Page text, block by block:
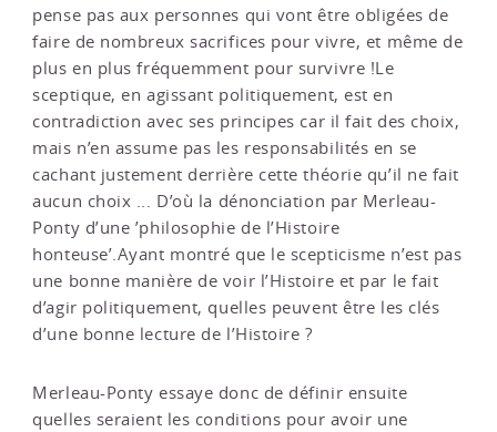
pense pas aux personnes qui vont être obligées de
faire de nombreux sacrifices pour vivre, et même de
plus en plus fréquemment pour survivre !Le
sceptique, en agissant politiquement, est en
contradiction avec ses principes car il fait des choix,
mais n’en assume pas les responsabilités en se
cachant justement derrière cette théorie qu’il ne fait
aucun choix ... D’où la dénonciation par Merleau-
Ponty d’une ’philosophie de l’Histoire
honteuse’.Ayant montré que le scepticisme n’est pas
une bonne manière de voir l’Histoire et par le fait
d’agir politiquement, quelles peuvent être les clés
d’une bonne lecture de l’Histoire ?
Merleau-Ponty essaye donc de définir ensuite
quelles seraient les conditions pour avoir une